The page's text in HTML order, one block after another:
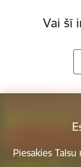
Vai šī
Piesakies